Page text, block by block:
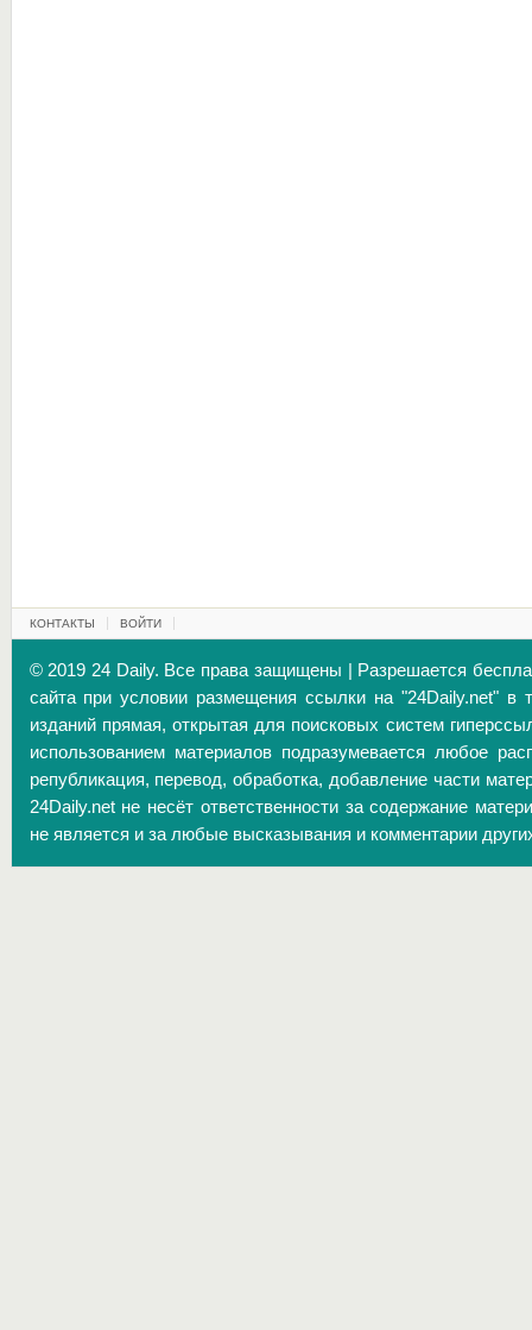
КОНТАКТЫ ВОЙТИ
© 2019 24 Daily. Все права защищены | Разрешается
сайта при условии размещения ссылки на "24Daily.net" в
изданий прямая, открытая для поисковых систем
использованием материалов подразумевается любое
републикация, перевод, обработка, добавление части
24Daily.net не несёт ответственности за содержание
не является и за любые высказывания и комментарии